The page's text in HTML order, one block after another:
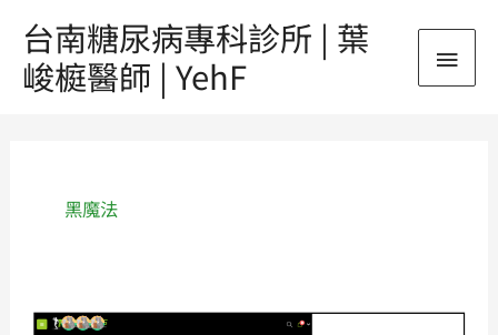
台南糖尿病專科診所 | 葉
峻榳醫師 | YehF
主
要
黑魔法
《內